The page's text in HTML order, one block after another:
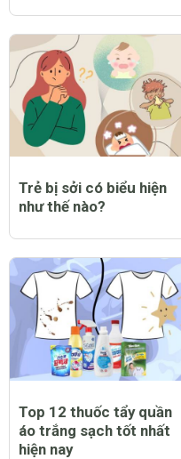
Trẻ bị sởi có biểu hiện
như thế nào?
Top 12 thuốc tẩy quần
áo trắng sạch tốt nhất
hiện nay